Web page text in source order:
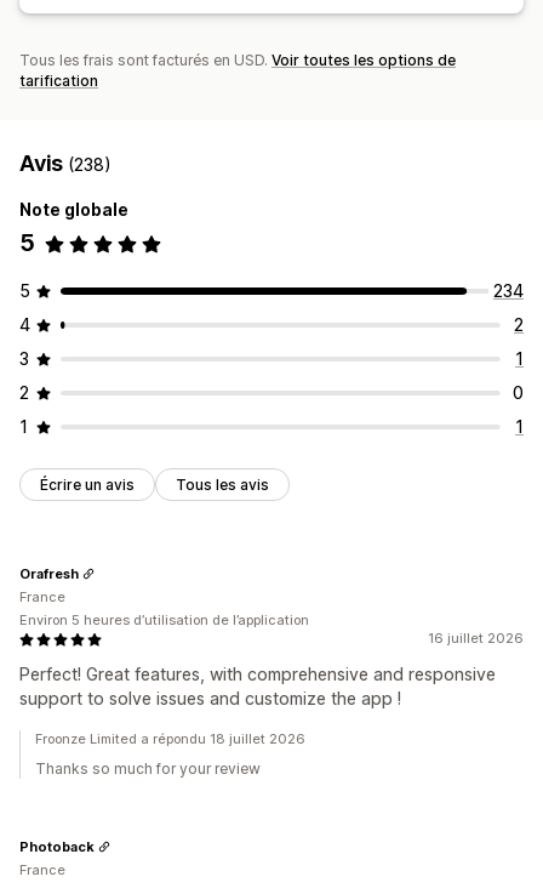
Avantages pour les abonnés Récompenses personnalisées
Image de marque personnalisée
Mises en page personnalisées
Alertes de prix
Tous les frais sont facturés en USD. Voir toutes les options de
tarification
Avis (238)
Note globale
5
5
234
4
2
3
1
2
0
1
1
Écrire un avis Tous les avis
16 juillet 2026
Perfect! Great features, with comprehensive and responsive
support to solve issues and customize the app !
Orafresh
France
Environ 5 heures d’utilisation de l’application
Froonze Limited a répondu 18 juillet 2026
Thanks so much for your review
Photoback
France